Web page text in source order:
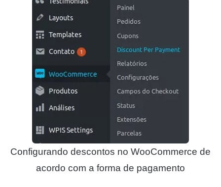
Configurando descontos no WooCommerce de
acordo com a forma de pagamento